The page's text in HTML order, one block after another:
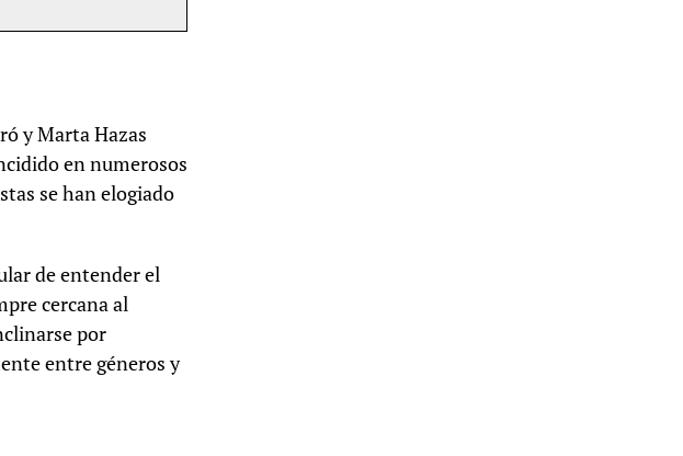
y Marta Hazas
en numerosos
se han elogiado
de entender el
cercana al
por
entre géneros y